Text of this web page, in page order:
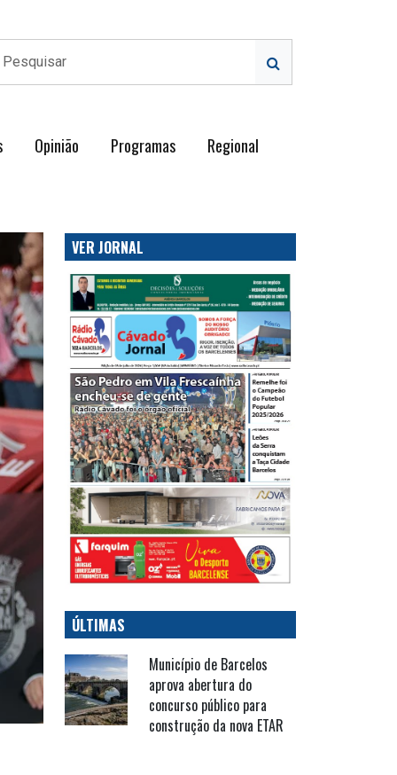
Opinião Programas Regional
VER JORNAL
ÚLTIMAS
Município de Barcelos
aprova abertura do
concurso público para
construção da nova ETAR